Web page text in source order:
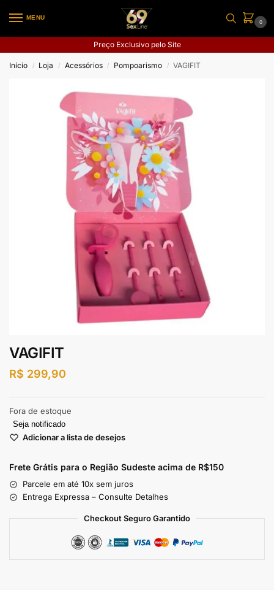
MENU
0
Preço Exclusivo pelo Site
Início / Loja / Acessórios / Pompoarismo / VAGIFIT
VAGIFIT
R$ 299,90
Fora de estoque
Seja notificado
Adicionar a lista de desejos
Frete Grátis para o Região Sudeste acima de R$150
Parcele em até 10x sem juros
Entrega Expressa – Consulte Detalhes
Checkout Seguro Garantido